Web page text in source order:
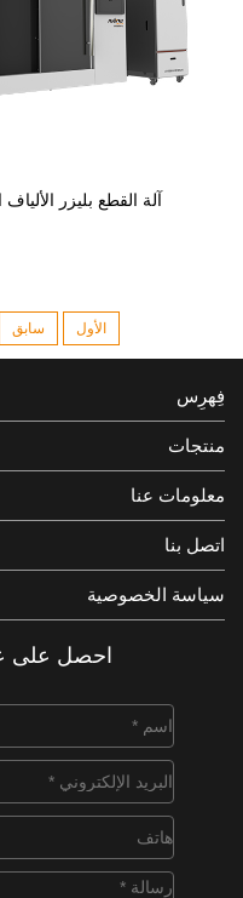
آلة القطع بليزر
الأول سابق
فِهرِس
منتجات
معلومات عنا
اتصل بنا
سياسة الخصوصية
احصل على